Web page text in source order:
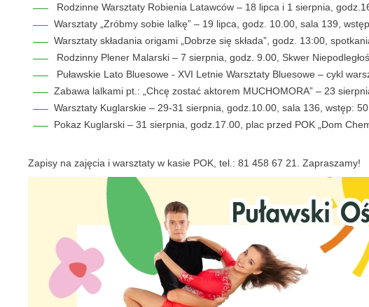
Rodzinne Warsztaty Robienia Latawców – 18 lipca i 1 sierpnia,
Warsztaty „Zróbmy sobie lalkę” – 19 lipca, godz. 10.00, sala 139,
Warsztaty składania origami „Dobrze się składa”, godz. 13:00,
Rodzinny Plener Malarski – 7 sierpnia, godz. 9.00, Skwer
Puławskie Lato Bluesowe - XVI Letnie Warsztaty Bluesowe – cykl
Zabawa lalkami pt.: „Chcę zostać aktorem MUCHOMORA” – 23
Warsztaty Kuglarskie – 29-31 sierpnia, godz.10.00, sala 136, wstęp:
Pokaz Kuglarski – 31 sierpnia, godz.17.00, plac przed POK „Dom
Zapisy na zajęcia i warsztaty w kasie POK, tel.: 81 458 67 21. Zapraszamy!